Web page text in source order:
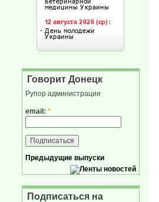
Говорит Донецк
Рупор администрации
email: *
Предыдущие выпуски
Подписаться на